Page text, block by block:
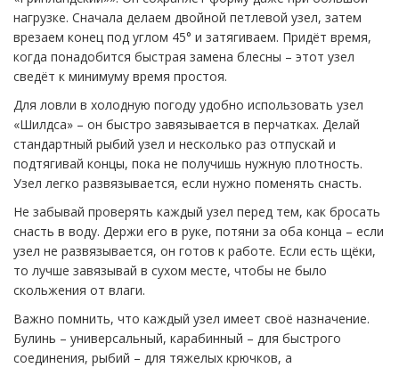
нагрузке. Сначала делаем двойной петлевой узел, затем
врезаем конец под углом 45° и затягиваем. Придёт время,
когда понадобится быстрая замена блесны – этот узел
сведёт к минимуму время простоя.
Для ловли в холодную погоду удобно использовать узел
«Шилдса» – он быстро завязывается в перчатках. Делай
стандартный рыбий узел и несколько раз отпускай и
подтягивай концы, пока не получишь нужную плотность.
Узел легко развязывается, если нужно поменять снасть.
Не забывай проверять каждый узел перед тем, как бросать
снасть в воду. Держи его в руке, потяни за оба конца – если
узел не развязывается, он готов к работе. Если есть щёки,
то лучше завязывай в сухом месте, чтобы не было
скольжения от влаги.
Важно помнить, что каждый узел имеет своё назначение.
Булинь – универсальный, карабинный – для быстрого
соединения, рыбий – для тяжелых крючков, а